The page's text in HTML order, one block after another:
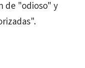
de "odioso" y